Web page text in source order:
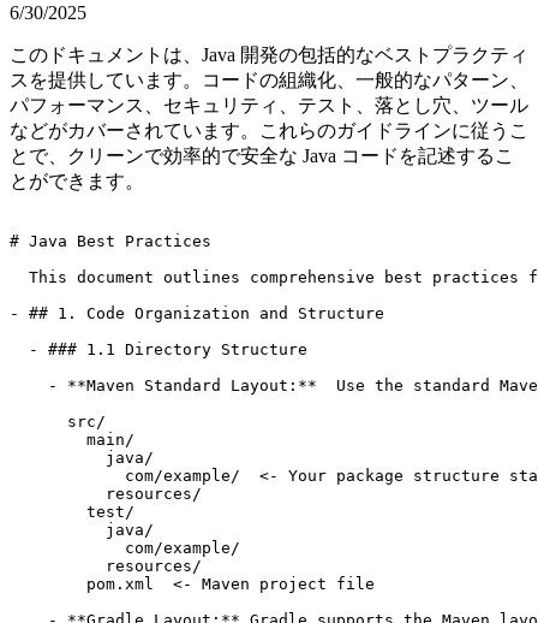
6/30/2025
このドキュメントは、Java 開発の包括的なベストプラクティ
スを提供しています。コードの組織化、一般的なパターン、
パフォーマンス、セキュリティ、テスト、落とし穴、ツール
などがカバーされています。これらのガイドラインに従うこ
とで、クリーンで効率的で安全な Java コードを記述するこ
とができます。